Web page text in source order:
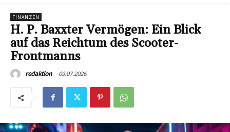
FINANZEN
H. P. Baxxter Vermögen: Ein Blick
auf das Reichtum des Scooter-
Frontmanns
redaktion 09.07.2026